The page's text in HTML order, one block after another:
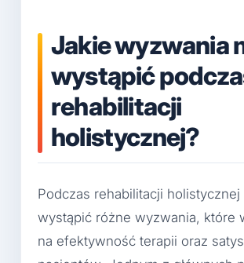
Jakie wyzwania
wystąpić
rehabilitacji
holistycznej?
Podczas rehabilitacji holistycznej
wystąpić różne wyzwania, które
na efektywność terapii oraz